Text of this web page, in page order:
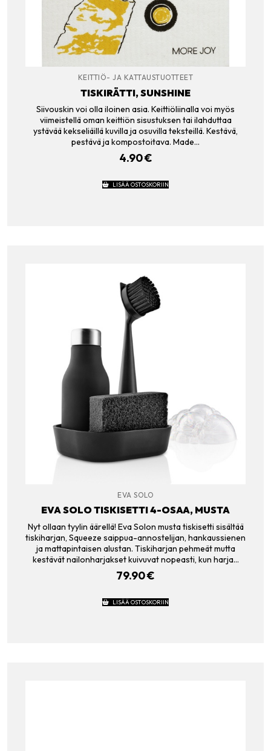
KEITTIÖ- JA KATTAUSTUOTTEET
TISKIRÄTTI, SUNSHINE
Siivouskin voi olla iloinen asia. Keittiöliinalla voi myös
viimeistellä oman keittiön sisustuksen tai ilahduttaa
ystävää kekseliäillä kuvilla ja osuvilla teksteillä. Kestävä,
pestävä ja kompostoitava. Made…
4.90€
LISÄÄ OSTOSKORIIN
EVA SOLO
EVA SOLO TISKISETTI 4-OSAA, MUSTA
Nyt ollaan tyylin äärellä! Eva Solon musta tiskisetti sisältää
tiskiharjan, Squeeze saippua-annostelijan, hankaussienen
ja mattapintaisen alustan. Tiskiharjan pehmeät mutta
kestävät nailonharjakset kuivuvat nopeasti, kun harja…
79.90€
LISÄÄ OSTOSKORIIN